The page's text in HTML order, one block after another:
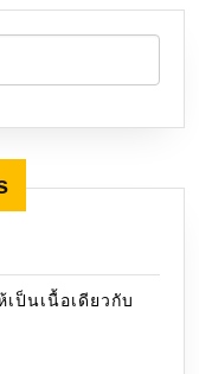
ป็นเนื้อเดียวกับ